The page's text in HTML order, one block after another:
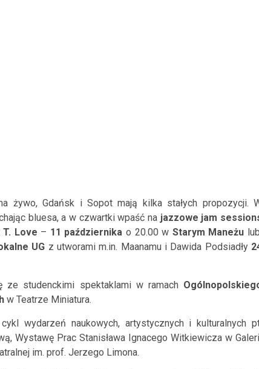
żywo, Gdańsk i Sopot mają kilka stałych propozycji.
bluesa, a w czwartki wpaść na jazzowe jam
T. Love – 11 października o 20.00 w Starym Maneżu
UG z utworami m.in. Maanamu i Dawida Podsiadły
studenckimi spektaklami w ramach
w Teatrze Miniatura.
wydarzeń naukowych, artystycznych i kulturalnych
Wystawę Prac Stanisława Ignacego Witkiewicza w
im. prof. Jerzego Limona.